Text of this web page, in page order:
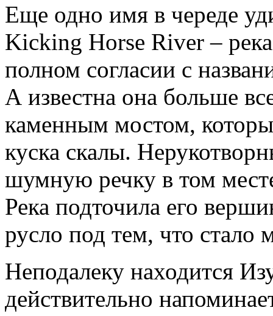
Еще одно имя в череде
Kicking Horse River –
полном согласии с
А известна она больше
каменным мостом,
куска скалы.
шумную речку в том
Река подточила его
русло под тем, что стало
Неподалеку находится
действительно